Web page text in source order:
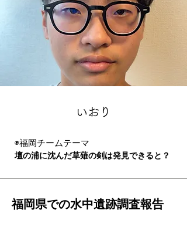
いおり
​◉福岡チームテーマ
壇の浦に沈んだ草薙の剣は発見できると？
福岡県での水中遺跡調査報告